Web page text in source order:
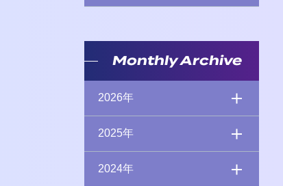
Monthly Archive
2026年
2025年
2024年